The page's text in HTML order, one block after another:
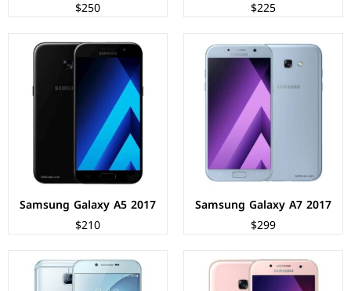
$225
$250
Samsung Galaxy A7 2017
$299
Samsung Galaxy A5 2017
$210
الشاشة:سوبر اموليد بحجم 4.7 بوصة بدقة HD+
المعالج:
Exynos 7870 - ثماني النواة - 14 نانومتر
خلفية 13 م.ب/ امامية 8 م.ب.
Android 6.0 (Marshmallow)
عرض المواصفات ←
الشاشة:سوبر اموليد بحجم 5.7 بوصة بدقة FHD+
المعالج:Exynos 7420 - ثماني النواة - 14 نانومتر
الكاميرات:خلفية 16 م.ب / امامية 8 م.ب
الذاكرة+الرام:32 + 3 جيجابايت، كارت ميموري.
نظام التشغيل:
البطارية:3300 ملي أمبير
عرض المواصفات ←
الشاشة:PLS LCD بحجم 5.5 بوصة بدقة FHD+
الشاشة:سوبر اموليد بحجم 5.5 بوصة بدقة HD+